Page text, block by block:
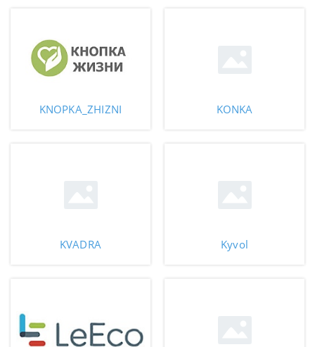
KNOPKA_ZHIZNI KONKA
KVADRA Kyvol